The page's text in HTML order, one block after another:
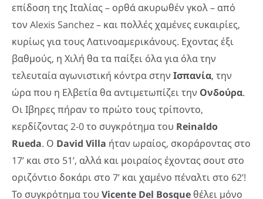
επίδοση της Ιταλίας – ορθά ακυρωθέν γκολ – από
τον Alexis Sanchez – και πολλές χαμένες ευκαιρίες,
κυρίως για τους Λατινοαμερικάνους. Εχοντας έξι
βαθμούς, η Χιλή θα τα παίξει όλα για όλα την
τελευταία αγωνιστική κόντρα στην Ισπανία, την
ώρα που η Ελβετία θα αντιμετωπίζει την Ονδούρα.
Οι Ιβηρες πήραν το πρώτο τους τρίποντο,
κερδίζοντας 2-0 το συγκρότημα του Reinaldo
Rueda. Ο David Villa ήταν ωραίος, σκοράροντας στο
17’ και στο 51’, αλλά και μοιραίος έχοντας σουτ στο
οριζόντιο δοκάρι στο 7’ και χαμένο πέναλτι στο 62’!
Το συγκρότημα του Vicente Del Bosque θέλει μόνο